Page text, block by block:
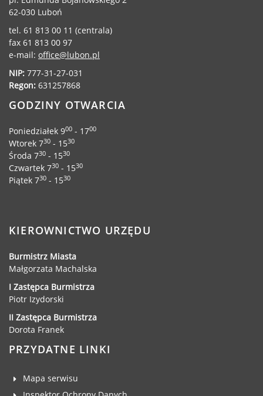
62-030 Luboń
tel. 61 813 00 11 (centrala)
fax 61 813 00 97
e-mail: office@lubon.pl
NIP: 777-31-27-031
Regon: 631257868
GODZINY OTWARCIA
Poniedziałek 900 - 1700
Wtorek 730 - 1530
Środa 730 - 1530
Czwartek 730 - 1530
Piątek 730 - 1530
KIEROWNICTWO URZĘDU
Burmistrz Miasta
Małgorzata Machalska
I Zastępca Burmistrza
Piotr Izydorski
II Zastępca Burmistrza
Dorota Franek
PRZYDATNE LINKI
Mapa serwisu